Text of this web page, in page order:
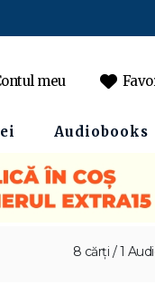
meu
Audiobooks
8 cărți / 1